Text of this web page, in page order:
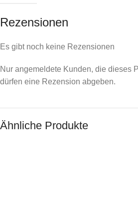
Rezensionen
Es gibt noch keine Rezensionen
Nur angemeldete Kunden, die dieses
dürfen eine Rezension abgeben.
Ähnliche Produkte